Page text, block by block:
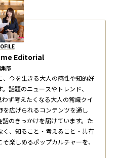
Editorial
部
今を生きる大人の感性や知的好
話題のニュースやトレンド、
ず考えたくなる大人の常識クイ
広げられるコンテンツを通し
のきっかけを届けています。た
、知ること・考えること・共有
楽しめるポップカルチャーを、